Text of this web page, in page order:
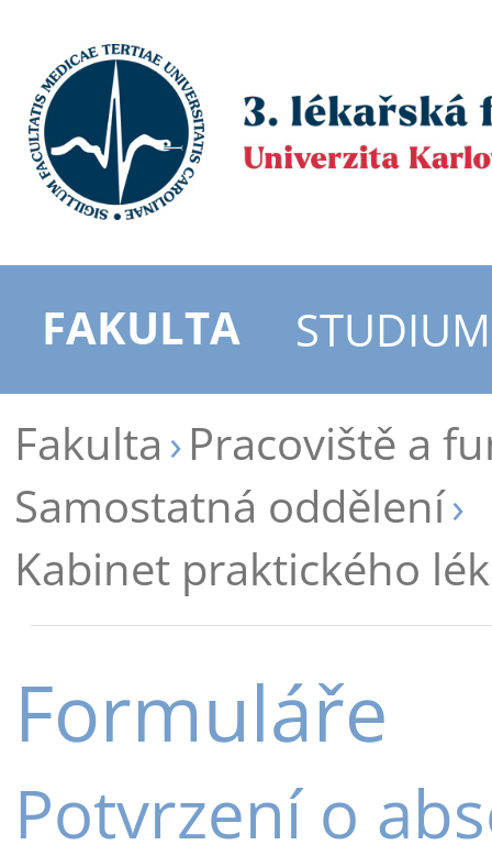
FAKULTA
STUDIUM
Fakulta Pracoviště a
Samostatná oddělení
Kabinet praktického
Formuláře
Potvrzení o